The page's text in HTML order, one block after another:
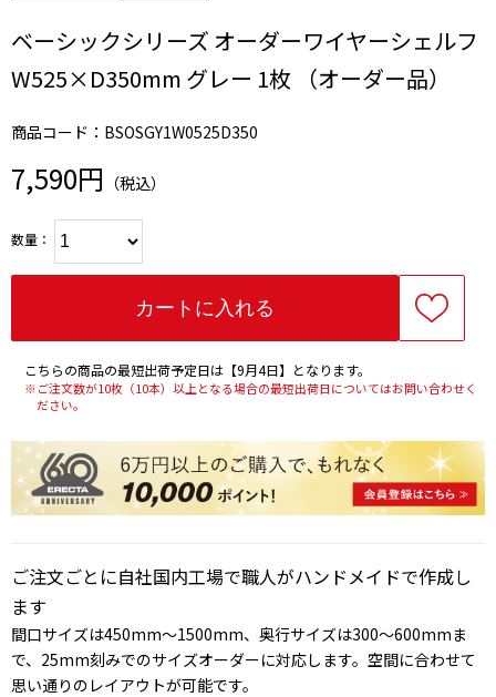
ベーシックシリーズ オーダーワイヤーシェルフ
W525×D350mm グレー 1枚 （オーダー品）
商品コード：BSOSGY1W0525D350
7,590円 （税込）
数量：
こちらの商品の最短出荷予定日は【9月4日】となります。
※ご注文数が10枚（10本）以上となる場合の最短出荷日についてはお問い合わせく
ださい。
ご注文ごとに自社国内工場で職人がハンドメイドで作成し
ます
間口サイズは450mm～1500mm、奥行サイズは300～600mmま
で、25mm刻みでのサイズオーダーに対応します。空間に合わせて
思い通りのレイアウトが可能です。